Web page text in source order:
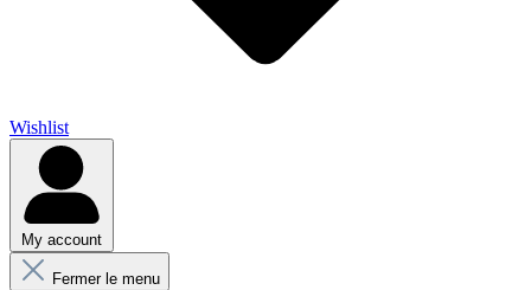
Wishlist
My account
Fermer le menu